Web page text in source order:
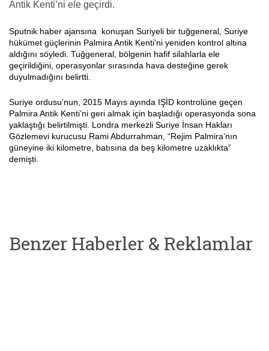
Antik Kenti’ni ele geçirdi.
Sputnik haber ajansına konuşan Suriyeli bir tuğgeneral, Suriye
hükümet güçlerinin Palmira Antik Kenti’ni yeniden kontrol altına
aldığını söyledi. Tuğgeneral, bölgenin hafif silahlarla ele
geçirildiğini, operasyonlar sırasında hava desteğine gerek
duyulmadığını belirtti.
Suriye ordusu’nun, 2015 Mayıs ayında IŞİD kontrolüne geçen
Palmira Antik Kenti’ni geri almak için başladığı operasyonda sona
yaklaştığı belirtilmişti. Londra merkezli Suriye İnsan Hakları
Gözlemevi kurucusu Rami Abdurrahman, “Rejim Palmira’nın
güneyine iki kilometre, batısına da beş kilometre uzaklıkta”
demişti.
Benzer Haberler & Reklamlar